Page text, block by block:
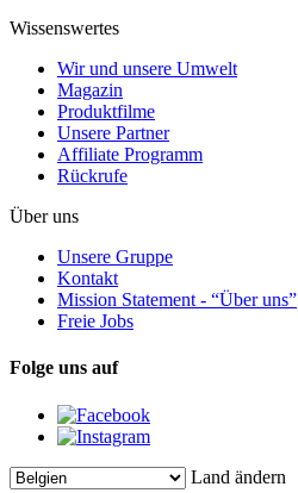
Wissenswertes
Wir und unsere Umwelt
Magazin
Produktfilme
Unsere Partner
Affiliate Programm
Rückrufe
Über uns
Unsere Gruppe
Kontakt
Mission Statement - “Über uns”
Freie Jobs
Folge uns auf
Land ändern